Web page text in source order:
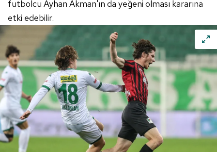
futbolcu Ayhan Akman'ın da yeğeni olması kararına
etki edebilir.